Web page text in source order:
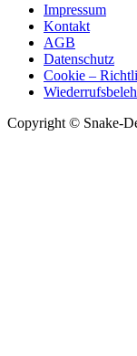
Impressum
Kontakt
AGB
Datenschutz
Cookie –
Copyright © Snake-